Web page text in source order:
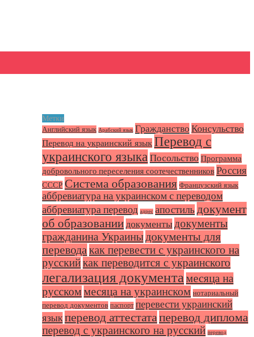
Метки
Английский язык Арабский язык ГражданствоКонсульство
Перевод на украинский язык Перевод с
украинского языкаПосольство Программа
добровольного переселения соотечественников Россия
СССР Система образования Французский язык
аббревиатура на украинском с переводом
аббревиатура перевод адрес апостиль документ
об образовании документыдокументы
гражданина Украины документы для
перевода как перевести с украинского на
русскийкак переводится с украинского
легализация документа месяца на
русском месяца на украинском нотариальный
перевод документов паспорт перевести украинский
языкперевод аттестатаперевод диплома
перевод с украинского на русский перевод